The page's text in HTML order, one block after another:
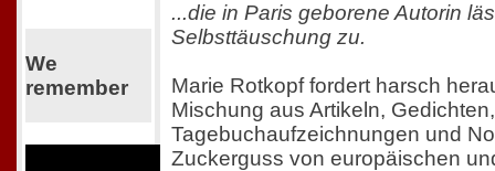
We
remember
...die in Paris geborene Autorin
Selbsttäuschung zu.
Marie Rotkopf fordert harsch
Mischung aus Artikeln, Gedichten,
Tagebuchaufzeichnungen und
Zuckerguss von europäischen